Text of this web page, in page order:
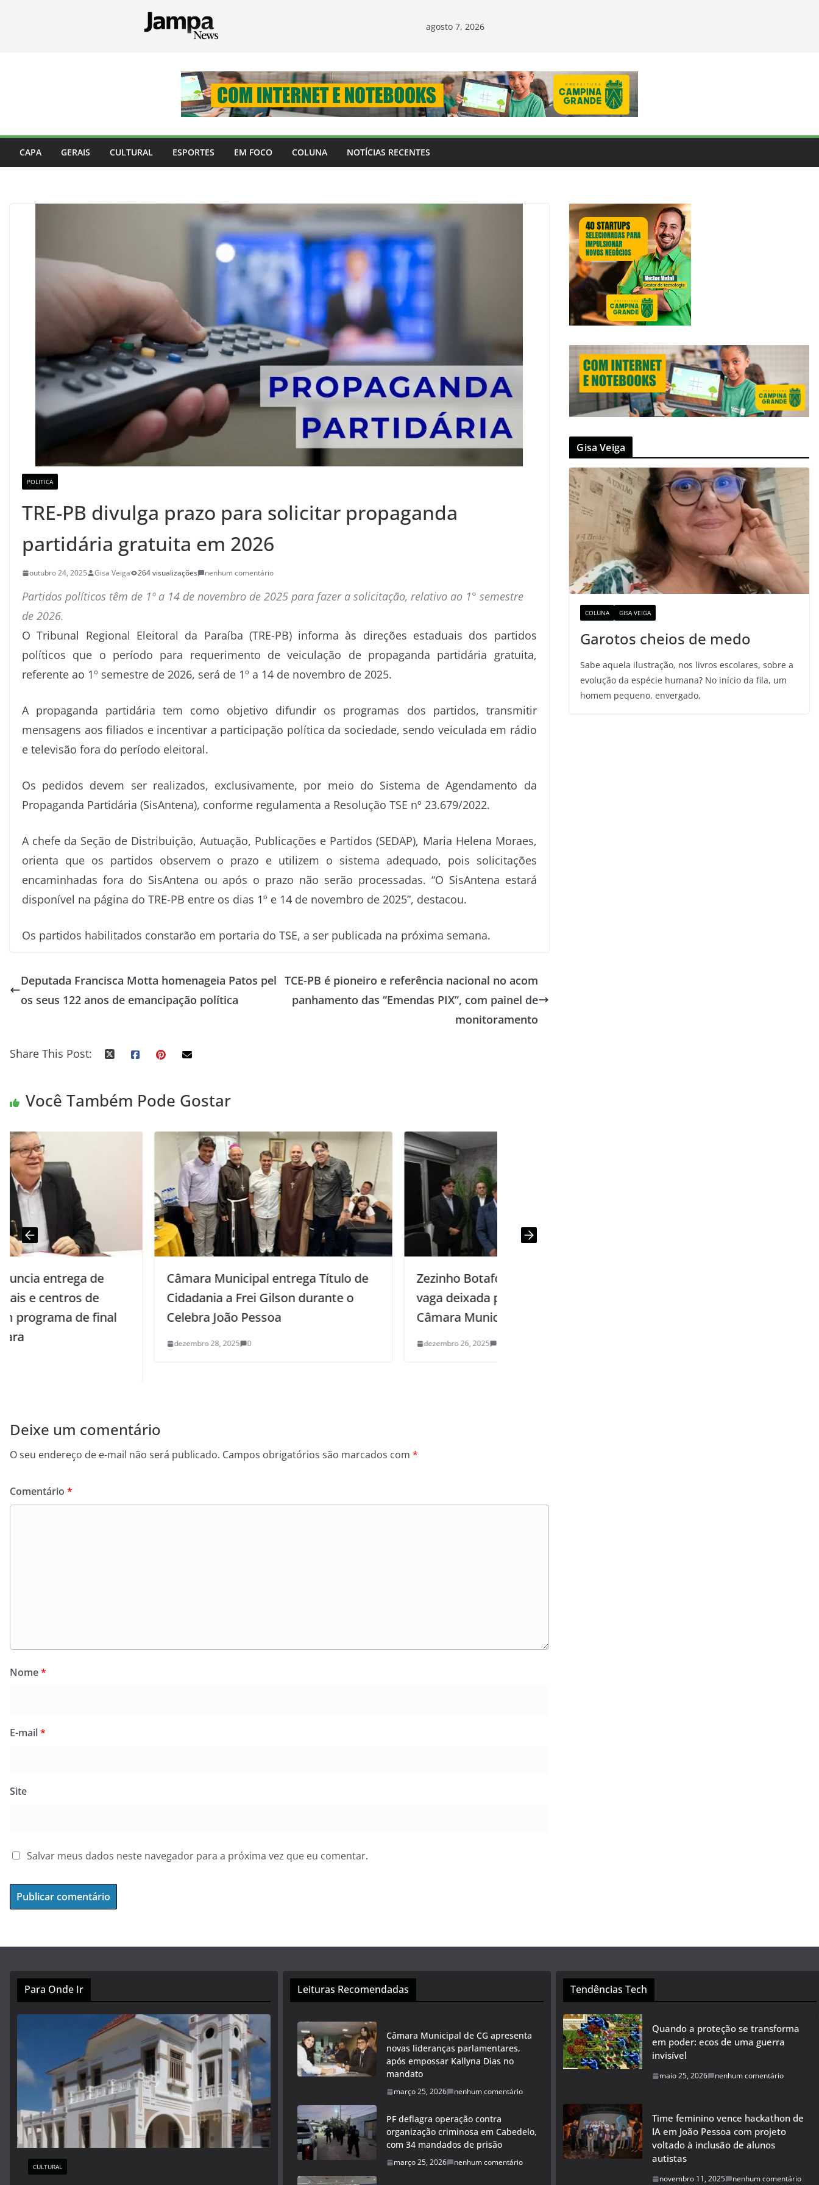
agosto 7, 2026
CAPA GERAIS CULTURAL ESPORTES EM FOCO COLUNA NOTÍCIAS RECENTES
POLITICA
TRE-PB divulga prazo para solicitar propaganda
partidária gratuita em 2026
outubro 24, 2025 Gisa Veiga 264 visualizações nenhum comentário
Partidos políticos têm de 1º a 14 de novembro de 2025 para fazer a solicitação, relativo ao 1° semestre
de 2026.
O Tribunal Regional Eleitoral da Paraíba (TRE-PB) informa às direções estaduais dos partidos
políticos que o período para requerimento de veiculação de propaganda partidária gratuita,
referente ao 1º semestre de 2026, será de 1º a 14 de novembro de 2025.
A propaganda partidária tem como objetivo difundir os programas dos partidos, transmitir
mensagens aos filiados e incentivar a participação política da sociedade, sendo veiculada em rádio
e televisão fora do período eleitoral.
Os pedidos devem ser realizados, exclusivamente, por meio do Sistema de Agendamento da
Propaganda Partidária (SisAntena), conforme regulamenta a Resolução TSE nº 23.679/2022.
A chefe da Seção de Distribuição, Autuação, Publicações e Partidos (SEDAP), Maria Helena Moraes,
orienta que os partidos observem o prazo e utilizem o sistema adequado, pois solicitações
encaminhadas fora do SisAntena ou após o prazo não serão processadas. “O SisAntena estará
disponível na página do TRE-PB entre os dias 1º e 14 de novembro de 2025”, destacou.
Os partidos habilitados constarão em portaria do TSE, a ser publicada na próxima semana.
Deputada Francisca Motta homenageia Patos pel
os seus 122 anos de emancipação política
TCE-PB é pioneiro e referência nacional no acom
panhamento das “Emendas PIX”, com painel de
monitoramento
Share This Post:
Você Também Pode Gostar
Câmara Municipal entrega Título de
Cidadania a Frei Gilson durante o
Celebra João Pessoa
Zezinho Botafogo toma posse em
vaga deixada por Edmilson Soares na
Câmara Municipal de João Pessoa
Deixe um comentário
O seu endereço de e-mail não será publicado. Campos obrigatórios são marcados com *
Comentário *
Nome*
E-mail*
Site
Salvar meus dados neste navegador para a próxima vez que eu comentar.
Gisa Veiga
COLUNA GISA VEIGA
Garotos cheios de medo
Sabe aquela ilustração, nos livros escolares, sobre a
evolução da espécie humana? No início da fila, um
homem pequeno, envergado,
Para Onde Ir
CULTURAL
Leituras Recomendadas
Câmara Municipal de CG apresenta
novas lideranças parlamentares,
após empossar Kallyna Dias no
mandato
março 25, 2026 nenhum comentário
PF deflagra operação contra
organização criminosa em Cabedelo,
com 34 mandados de prisão
março 25, 2026 nenhum comentário
Tendências Tech
Quando a proteção se transforma
em poder: ecos de uma guerra
invisível
maio 25, 2026 nenhum comentário
Time feminino vence hackathon de
IA em João Pessoa com projeto
voltado à inclusão de alunos
autistas
novembro 11, 2025 nenhum comentário